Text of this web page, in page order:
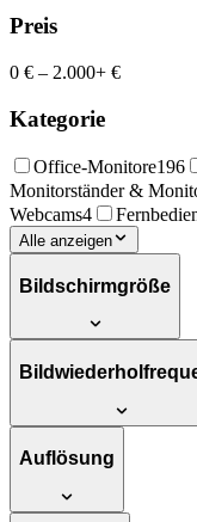
Preis
0 € – 2.000+ €
Kategorie
Office-Monitore196
Monitorständer &
Webcams4
Alle anzeigen
Bildschirmgröße
Auflösung